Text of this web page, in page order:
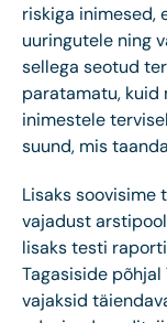
riskiga inimesed,
uuringutele ning
sellega seotud
paratamatu, kuid
inimestele
suund, mis
Lisaks soovisime
vajadust
lisaks testi
Tagasiside
vajaksid